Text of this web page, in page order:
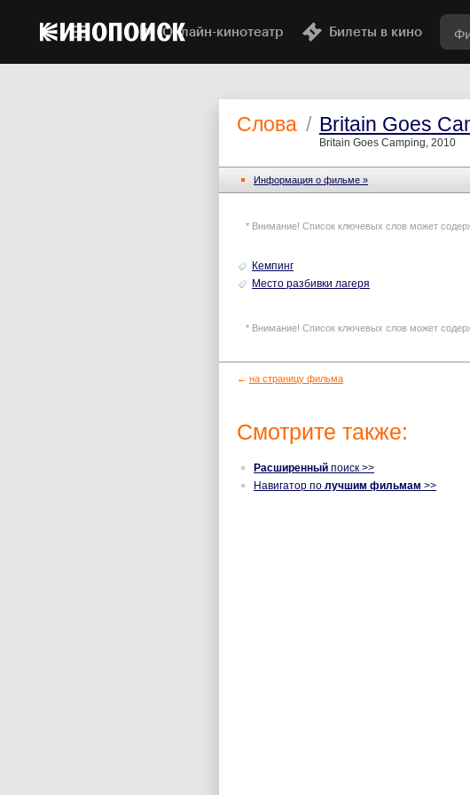
Онлайн-кинотеатр Билеты в кино
Слова / Britain Goes
Britain Goes Camping, 2010
Информация o фильме »
* Внимание! Список ключевых слов может
Кемпинг
Место разбивки лагеря
* Внимание! Список ключевых слов может
← на страницу фильма
Смотрите также:
Расширенный поиск >>
Навигатор по лучшим фильмам >>